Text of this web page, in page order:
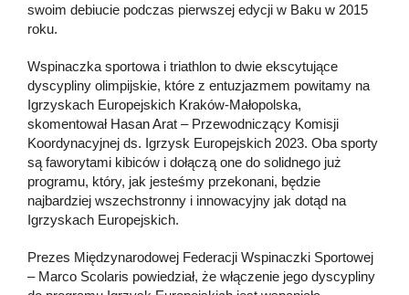
swoim debiucie podczas pierwszej edycji w Baku w 2015
roku.
Wspinaczka sportowa i triathlon to dwie ekscytujące
dyscypliny olimpijskie, które z entuzjazmem powitamy na
Igrzyskach Europejskich Kraków-Małopolska,
skomentował Hasan Arat – Przewodniczący Komisji
Koordynacyjnej ds. Igrzysk Europejskich 2023. Oba sporty
są faworytami kibiców i dołączą one do solidnego już
programu, który, jak jesteśmy przekonani, będzie
najbardziej wszechstronny i innowacyjny jak dotąd na
Igrzyskach Europejskich.
Prezes Międzynarodowej Federacji Wspinaczki Sportowej
– Marco Scolaris powiedział, że włączenie jego dyscypliny